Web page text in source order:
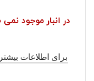
در انبار موجود نمی
برای اطلاعات بیشتر با